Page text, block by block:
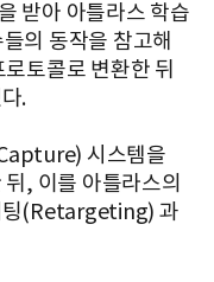
받아 아틀라스 학습
의 동작을 참고해
토콜로 변환한 뒤
.
시스템을
, 이를 아틀라스의
팅(Retargeting) 과